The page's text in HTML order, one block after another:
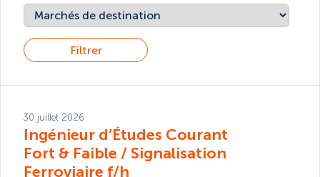
Filtrer
30 juillet 2026
Ingénieur d’Études Courant
Fort & Faible / Signalisation
Ferroviaire f/h